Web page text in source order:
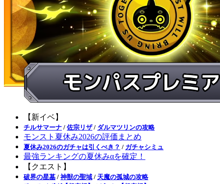
【新イベ】
チルサマーナ / 佐宗リザ/ ダルマツリンの攻略
モンスト夏休み2026の評価まとめ
夏休み2026のガチャは引くべき？ / ガチャシミュ
最強ランキングの夏休みαを確定！
【クエスト】
破界の星墓 / 神獣の聖域 / 天魔の孤城の攻略